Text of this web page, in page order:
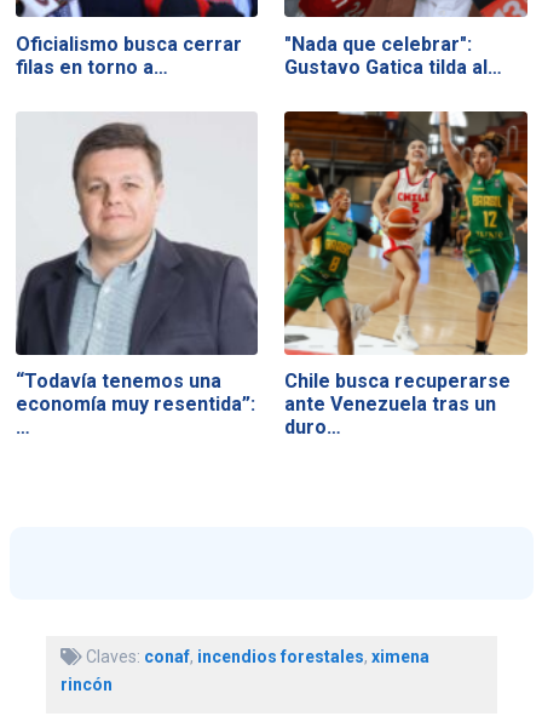
Oficialismo busca cerrar
filas en torno a…
"Nada que celebrar":
Gustavo Gatica tilda al…
“Todavía tenemos una
economía muy resentida”:
…
Chile busca recuperarse
ante Venezuela tras un
duro…
Claves: conaf, incendios forestales, ximena
rincón